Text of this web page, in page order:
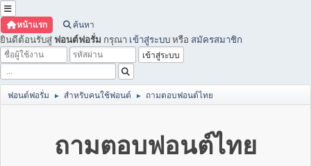
หน้าแรก ค้นหา
ยินดีต้อนรับสู่ ฟอนต์ฟอรั่ม กรุณา เข้าสู่ระบบหรือ สมัครสมาชิก
ฟอนต์ฟอรั่ม ► สำหรับคนใช้ฟอนต์ ► ถามตอบฟอนต์ไทย
ถามตอบฟอนต์ไทย